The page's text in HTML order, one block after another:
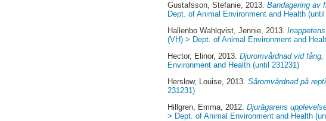
Gustafsson, Stefanie, 2013.Bandagering av
Dept. of Animal Environment and Health
Hallenbo Wahlqvist, Jennie, 2013.
(VH) > Dept. of Animal Environment and
Hector, Elinor, 2013.Djuromvårdnad vid
Environment and Health (until 231231)
Herslow, Louise , 2013.Såromvårdnad på
231231)
Hillgren, Emma , 2012.Djurägarens
> Dept. of Animal Environment and Health